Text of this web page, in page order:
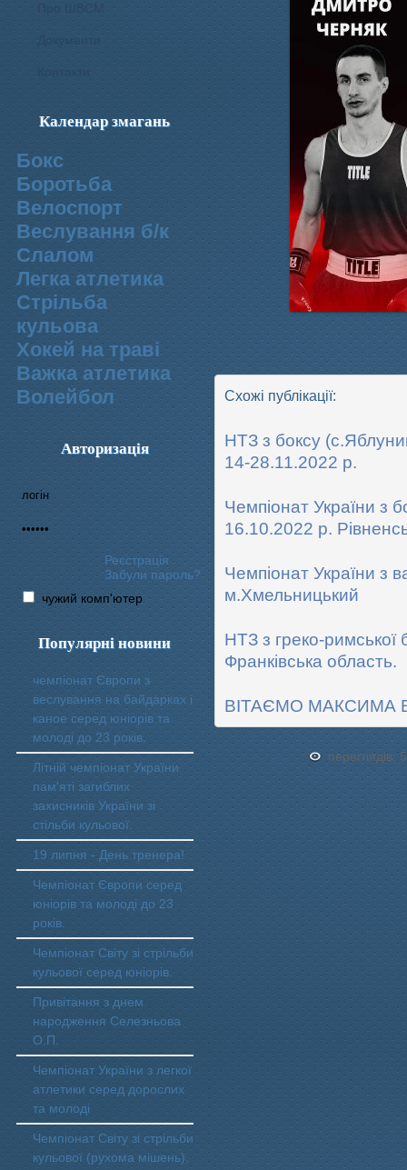
Про ШВСМ
Документи
Календар змагань
Бокс
Боротьба
Велоспорт
Веслування б/к
Cлалом
Легка атлетика
Стрільба
кульова
Хокей на траві
Важка атлетика
Волейбол
Авторизація
Реєстрація
Забули пароль?
чужий комп'ютер
Популярні новини
чемпіонат Європи з
веслування на байдарках і
каное серед юніорів та
молоді до 23 років.
Літній чемпіонат України
пам'яті загиблих
захисників України зі
стільби кульової.
19 липня - День тренера!
Чемпіонат Європи серед
юніорів та молоді до 23
років.
Чемпіонат Світу зі стрільби
кульової серед юніорів.
Привітання з днем
народження Селезньова
О.П.
Чемпіонат України з легкої
атлетики серед дорослих
та молоді
Чемпіонат Світу зі стрільби
кульової (рухома мішень).
Схожі публікації:
НТЗ з боксу
14-28.11.2022 р.
Чемпіонат України з
16.10.2022 р.
Чемпіонат України з
м.Хмельницький
НТЗ з греко-
Франківська область.
ВІТАЄМО МАКСИМА
переглядів: